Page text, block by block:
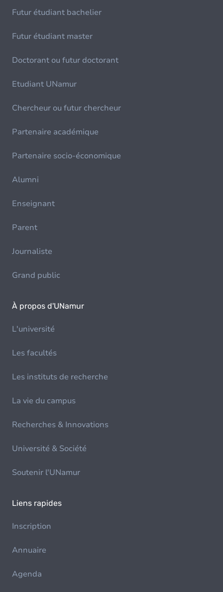
Futur étudiant bachelier
Futur étudiant master
Doctorant ou futur doctorant
Etudiant UNamur
Chercheur ou futur chercheur
Partenaire académique
Partenaire socio-économique
Alumni
Enseignant
Parent
Journaliste
Grand public
À propos d'UNamur
L'université
Les facultés
Les instituts de recherche
La vie du campus
Recherches & Innovations
Université & Société
Soutenir l'UNamur
Liens rapides
Inscription
Annuaire
Agenda